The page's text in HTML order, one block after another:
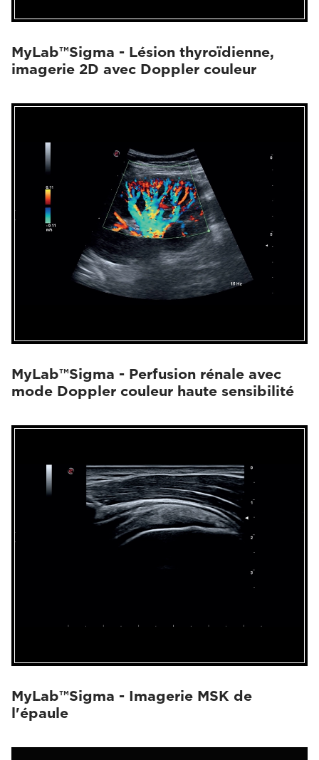
MyLab™Sigma - Lésion thyroïdienne,
imagerie 2D avec Doppler couleur
MyLab™Sigma - Perfusion rénale avec
mode Doppler couleur haute sensibilité
MyLab™Sigma - Imagerie MSK de
l'épaule